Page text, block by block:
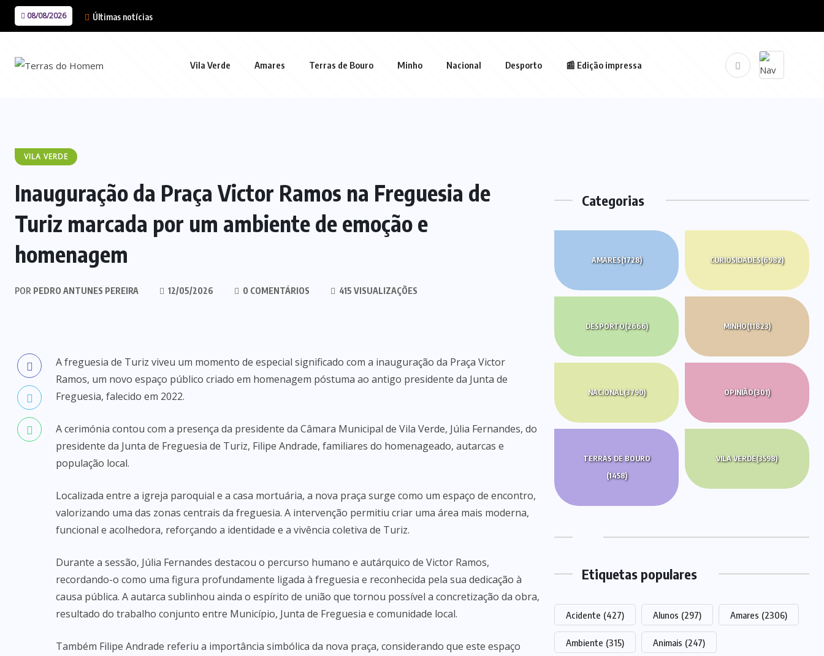
08/08/2026 Últimas notícias
Vila Verde Amares Terras de Bouro Minho Nacional Desporto 📰 Edição impressa
VILA VERDE
Inauguração da Praça Victor Ramos na Freguesia de
Turiz marcada por um ambiente de emoção e
homenagem
POR PEDRO ANTUNES PEREIRA 12/05/2026 0 COMENTÁRIOS 415 VISUALIZAÇÕES
A freguesia de Turiz viveu um momento de especial significado com a inauguração da Praça Victor
Ramos, um novo espaço público criado em homenagem póstuma ao antigo presidente da Junta de
Freguesia, falecido em 2022.
A cerimónia contou com a presença da presidente da Câmara Municipal de Vila Verde, Júlia Fernandes, do
presidente da Junta de Freguesia de Turiz, Filipe Andrade, familiares do homenageado, autarcas e
população local.
Localizada entre a igreja paroquial e a casa mortuária, a nova praça surge como um espaço de encontro,
valorizando uma das zonas centrais da freguesia. A intervenção permitiu criar uma área mais moderna,
funcional e acolhedora, reforçando a identidade e a vivência coletiva de Turiz.
Durante a sessão, Júlia Fernandes destacou o percurso humano e autárquico de Victor Ramos,
recordando-o como uma figura profundamente ligada à freguesia e reconhecida pela sua dedicação à
causa pública. A autarca sublinhou ainda o espírito de união que tornou possível a concretização da obra,
resultado do trabalho conjunto entre Município, Junta de Freguesia e comunidade local.
Também Filipe Andrade referiu a importância simbólica da nova praça, considerando que este espaço
Categorias
AMARES(1728) CURIOSIDADES(6982)
DESPORTO(2666) MINHO(11823)
NACIONAL(3790) OPINIÃO(301)
TERRAS DE BOURO
(1458)
VILA VERDE(3598)
Etiquetas populares
Acidente (427) Alunos (297) Amares (2306)
Ambiente (315) Animais (247)